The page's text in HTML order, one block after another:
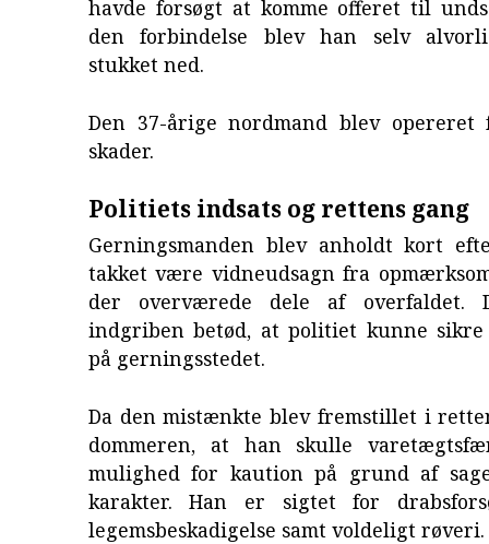
havde forsøgt at komme offeret til
den forbindelse blev han selv
stukket ned.
Den 37-årige nordmand blev
skader.
Politiets indsats og rettens gang
Gerningsmanden blev anholdt kort
takket være vidneudsagn fra
der overværede dele af overfaldet.
indgriben betød, at politiet kunne
på gerningsstedet.
Da den mistænkte blev fremstillet i
dommeren, at han skulle
mulighed for kaution på grund af
karakter. Han er sigtet for
legemsbeskadigelse samt voldeligt røveri.